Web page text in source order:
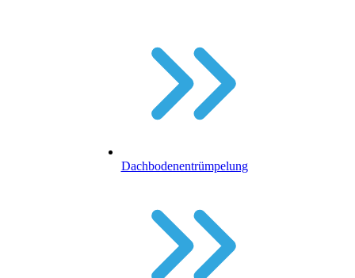
Dachbodenentrümpelung